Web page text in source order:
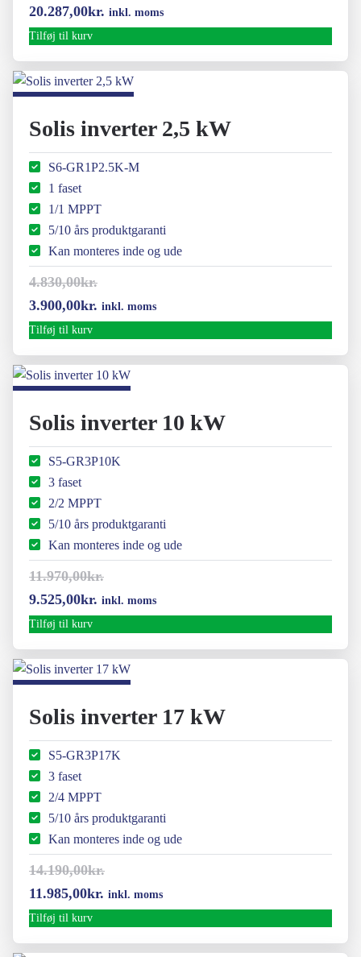
20.287,00kr. inkl. moms
Tilføj til kurv
Solis inverter 2,5 kW
S6-GR1P2.5K-M
1 faset
1/1 MPPT
5/10 års produktgaranti
Kan monteres inde og ude
4.830,00kr.
Den
oprindelige
pris
var:
3.900,00kr. Den
pris
er:
inkl. moms
Tilføj til kurv
Solis inverter 10 kW
S5-GR3P10K
3 faset
2/2 MPPT
5/10 års produktgaranti
Kan monteres inde og ude
11.970,00kr.
Den
oprindelige
pris
var:
9.525,00kr. Den
pris
er:
inkl. moms
Tilføj til kurv
Solis inverter 17 kW
S5-GR3P17K
3 faset
2/4 MPPT
5/10 års produktgaranti
Kan monteres inde og ude
14.190,00kr.
Den
oprindelige
pris
11.985,00kr. Den
pris
inkl. moms
Tilføj til kurv